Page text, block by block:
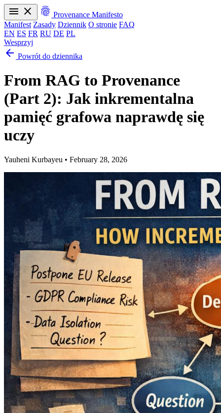
menu close fingerprint Provenance Manifesto
Manifest Zasady Dziennik O stronie FAQ
EN ES FR RU DE PL
Wesprzyj
Manifest
Zasady
ES FR RU DE PL
arrow_back Powrót do dziennika
From RAG to Provenance
(Part 2): Jak inkrementalna
pamięć grafowa naprawdę się
uczy
Yauheni Kurbayeu • February 28, 2026